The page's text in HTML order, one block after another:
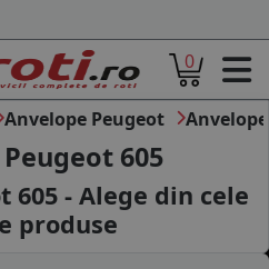
0
Anvelope Peugeot
605
605 - Alege din cele
produse